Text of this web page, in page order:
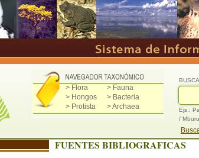
> Flora
> Fauna
> Hongos
> Bacteria
> Protista
> Archaea
Ejs.:
/
FUENTES BIBLIOGRAFICAS